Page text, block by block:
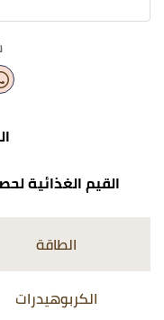
القيم الغذائية
الطاقة
الكربوهيدرات